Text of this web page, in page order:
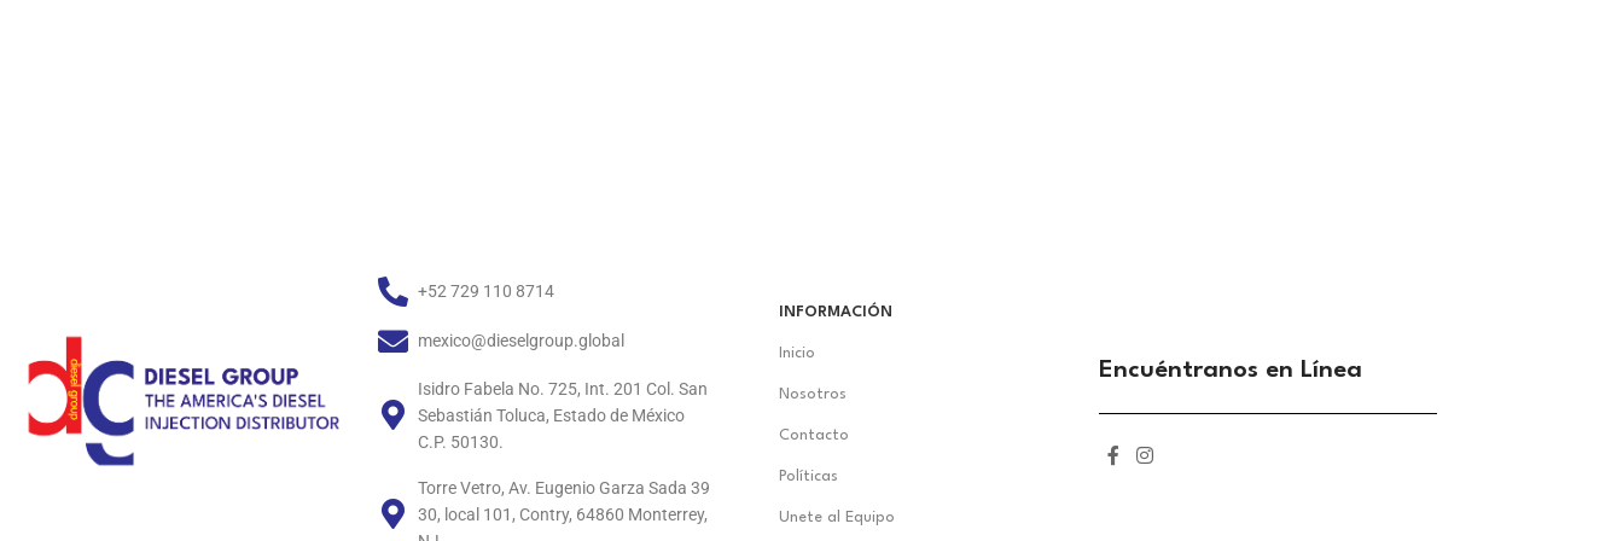
+52 729 110 8714
mexico@dieselgroup.global
Isidro Fabela No. 725, Int. 201 Col. San
Sebastián Toluca, Estado de México
C.P. 50130.
Torre Vetro, Av. Eugenio Garza Sada 39
30, local 101, Contry, 64860 Monterrey,
INFORMACIÓN
Inicio
Nosotros
Contacto
Políticas
Unete al Equipo
Encuéntranos en Línea